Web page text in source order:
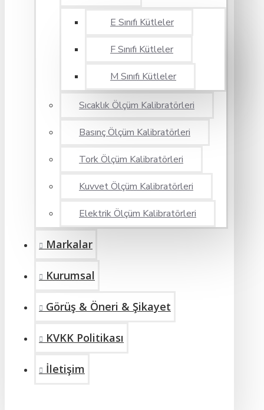
E Sınıfı Kütleler
F Sınıfı Kütleler
M Sınıfı Kütleler
Sıcaklık Ölçüm Kalibratörleri
Basınç Ölçüm Kalibratörleri
Tork Ölçüm Kalibratörleri
Kuvvet Ölçüm Kalibratörleri
Elektrik Ölçüm Kalibratörleri
Markalar
Kurumsal
Görüş & Öneri & Şikayet
KVKK Politikası
İletişim